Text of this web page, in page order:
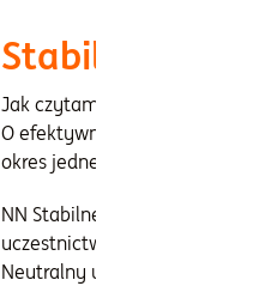
Stabilny wzrost
Jak czytamy w opinii Analiz
O efektywnym zarządzaniu,
okres jednego roku, jak i
NN Stabilnego Wzrostu
uczestnictwa. Subfundusz
Neutralny udział akcji i